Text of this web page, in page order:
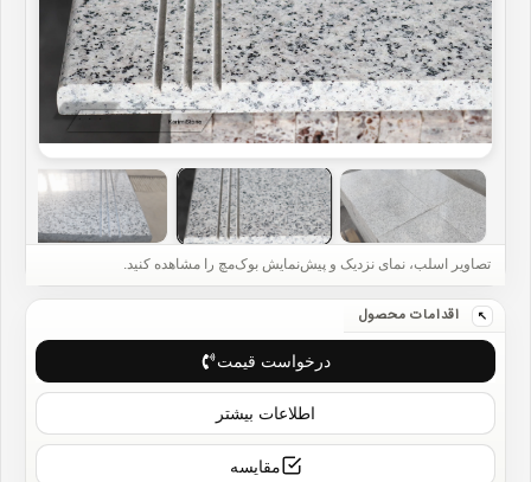
درخواست قیمت
اطلاعات بیشتر
مقایسه